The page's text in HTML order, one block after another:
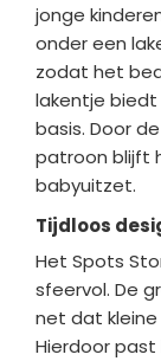
jonge
onder een
zodat het
lakentje
basis. Door
patroon blijft
babyuitzet.
Tijdloos
Het Spots
sfeervol. De
net dat
Hierdoor